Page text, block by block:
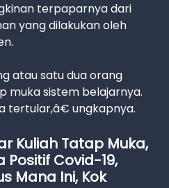
terpaparnya dari
yang dilakukan oleh
atau satu dua orang
muka sistem belajarnya.
tertular,â€ ungkapnya.
Kuliah Tatap Muka,
Positif Covid-19,
Mana Ini, Kok